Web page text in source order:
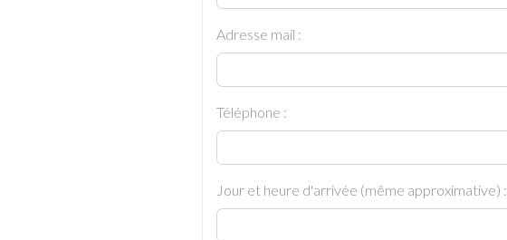
Adresse mail :
Téléphone :
Jour et heure d'arrivée (même approximative) :